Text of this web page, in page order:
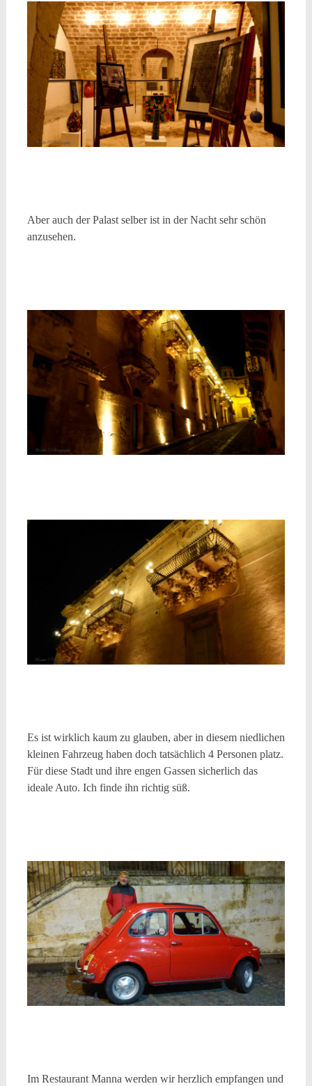
Aber auch der Palast selber ist in der Nacht sehr schön
anzusehen.
Es ist wirklich kaum zu glauben, aber in diesem niedlichen
kleinen Fahrzeug haben doch tatsächlich 4 Personen platz.
Für diese Stadt und ihre engen Gassen sicherlich das
ideale Auto. Ich finde ihn richtig süß.
Im Restaurant Manna werden wir herzlich empfangen und